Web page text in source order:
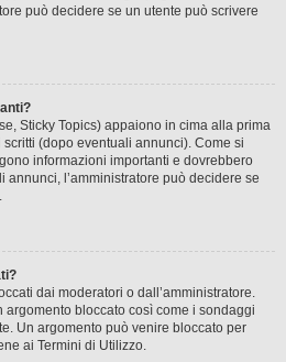
può decidere se un utente può scrivere
Sticky Topics) appaiono in cima alla prima
(dopo eventuali annunci). Come si
informazioni importanti e dovrebbero
annunci, l’amministratore può decidere se
dai moderatori o dall’amministratore.
bloccato così come i sondaggi
Un argomento può venire bloccato per
ai Termini di Utilizzo.